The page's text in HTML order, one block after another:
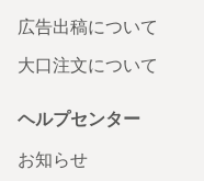
広告出稿について
大口注文について
ヘルプセンター
お知らせ